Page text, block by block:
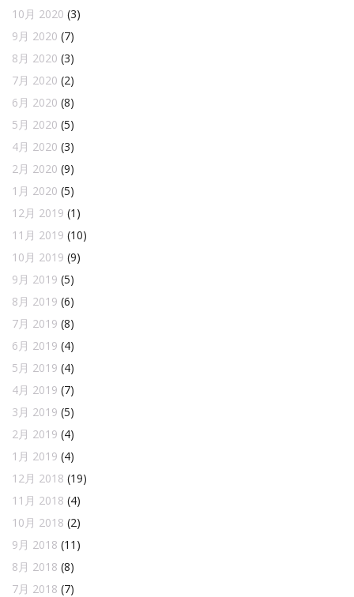
10月 2020 (3)
9月 2020 (7)
8月 2020 (3)
7月 2020 (2)
6月 2020 (8)
5月 2020 (5)
4月 2020 (3)
2月 2020 (9)
1月 2020 (5)
12月 2019 (1)
11月 2019 (10)
10月 2019 (9)
9月 2019 (5)
8月 2019 (6)
7月 2019 (8)
6月 2019 (4)
5月 2019 (4)
4月 2019 (7)
3月 2019 (5)
2月 2019 (4)
1月 2019 (4)
12月 2018 (19)
11月 2018 (4)
10月 2018 (2)
9月 2018 (11)
8月 2018 (8)
7月 2018 (7)